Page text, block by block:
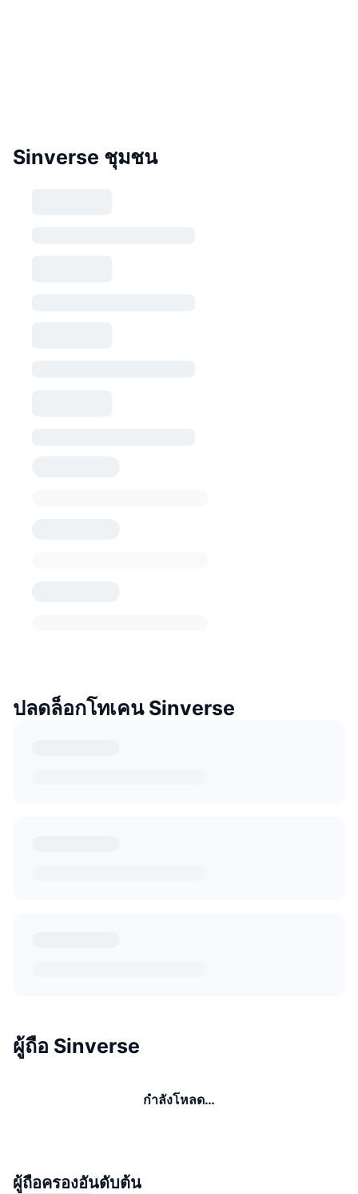
Sinverse ชุมชน
ปลดล็อกโทเคน Sinverse
ผู้ถือ Sinverse
กำลังโหลด…
ผู้ถือครองอันดับต้น